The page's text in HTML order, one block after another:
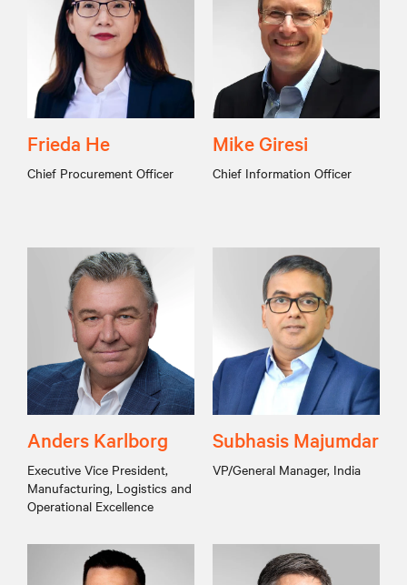
Frieda He
Chief Procurement Officer
Mike Giresi
Chief Information Officer
Anders Karlborg
Executive Vice President,
Manufacturing, Logistics and
Operational Excellence
Subhasis Majumdar
VP/General Manager, India